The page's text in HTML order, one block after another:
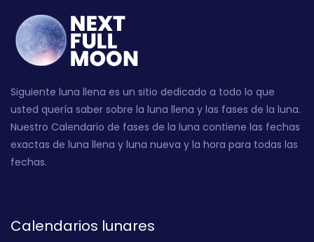
Siguiente luna llena es un sitio dedicado a todo lo que
usted quería saber sobre la luna llena y las fases de la luna.
Nuestro Calendario de fases de la luna contiene las fechas
exactas de luna llena y luna nueva y la hora para todas las
fechas.
Calendarios lunares